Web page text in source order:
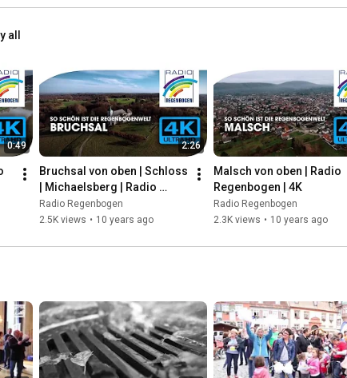
all
0:49 2:26
Bruchsal von oben | Schloss
| Michaelsberg | Radio
Regenbogen | 4K
Radio Regenbogen
2.5K views • 10 years ago
Malsch von oben | Radio
Regenbogen | 4K
Radio Regenbogen
2.3K views • 10 years ago